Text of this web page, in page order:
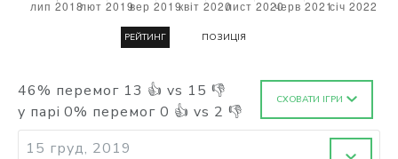
46% перемог 13 👍 vs 15 👎
у парі 0% перемог 0 👍 vs 2 👎
СХОВАТИ ІГРИ
15 груд, 2019
РЕЙТИНГ ПОЗИЦІЯ